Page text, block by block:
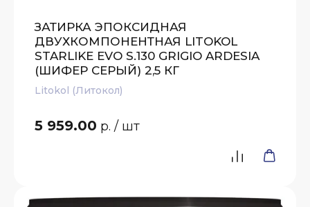
ЗАТИРКА ЭПОКСИДНАЯ
ДВУХКОМПОНЕНТНАЯ LITOKOL
STARLIKE EVO S.130 GRIGIO ARDESIA
(ШИФЕР СЕРЫЙ) 2,5 КГ
Litokol (Литокол)
5 959.00 р. / шт